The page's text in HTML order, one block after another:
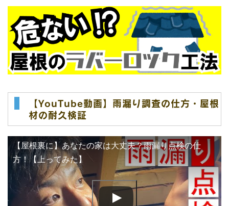
【YouTube動画】雨漏り調査の仕方・屋根
材の耐久検証
【屋根裏に】あなたの家は大丈夫？雨漏り点検の仕
方！【上ってみた】